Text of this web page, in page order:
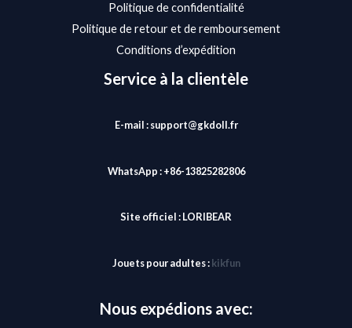
Politique de confidentialité
Politique de retour et de remboursement
Conditions d’expédition
Service à la clientèle
E-mail : support@gkdoll.fr
WhatsApp : +86-13825282806
Site officiel :LORIBEAR
Jouets pour adultes : kikfun
Nous expédions avec: